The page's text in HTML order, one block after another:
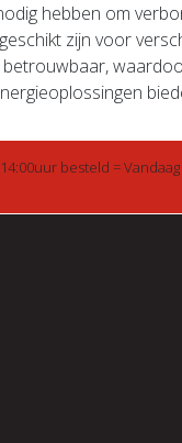
hebben om
zijn voor
besteld = Vandaag